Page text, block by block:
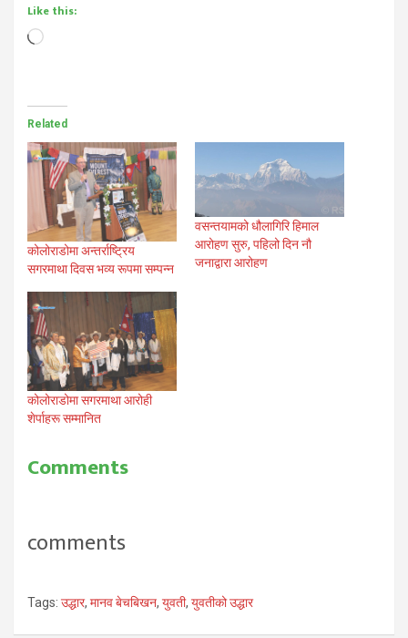
Like this:
Loading…
Related
कोलोराडोमा अन्तर्राष्ट्रिय
सगरमाथा दिवस भव्य रूपमा सम्पन्न
वसन्तयामको धौलागिरि हिमाल
आरोहण सुरु, पहिलो दिन नौ
जनाद्वारा आरोहण
कोलोराडोमा सगरमाथा आरोही
शेर्पाहरू सम्मानित
Comments
comments
Tags: उद्धार, मानव बेचबिखन, युवती, युवतीको उद्धार